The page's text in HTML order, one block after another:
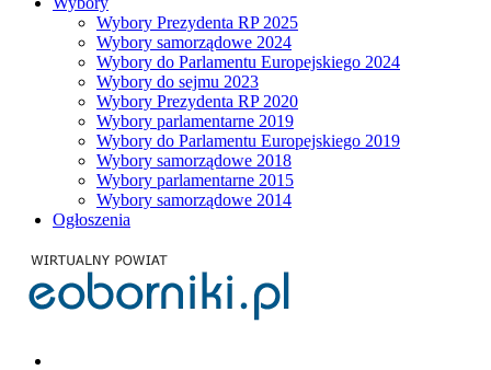
Wybory Prezydenta RP 2025
Wybory samorządowe 2024
Wybory do Parlamentu Europejskiego 2024
Wybory do sejmu 2023
Wybory Prezydenta RP 2020
Wybory parlamentarne 2019
Wybory do Parlamentu Europejskiego 2019
Wybory samorządowe 2018
Wybory parlamentarne 2015
Wybory samorządowe 2014
Ogłoszenia